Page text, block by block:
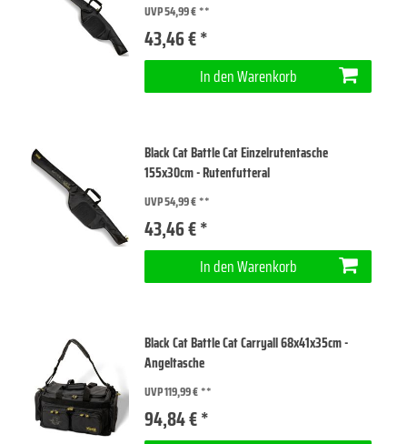
UVP 54,99 €
43,46 € *
In den Warenkorb
Black Cat Battle Cat Einzelrutentasche
155x30cm - Rutenfutteral
UVP 54,99 €
43,46 € *
In den Warenkorb
Black Cat Battle Cat Carryall 68x41x35cm -
Angeltasche
UVP 119,99 €
94,84 € *